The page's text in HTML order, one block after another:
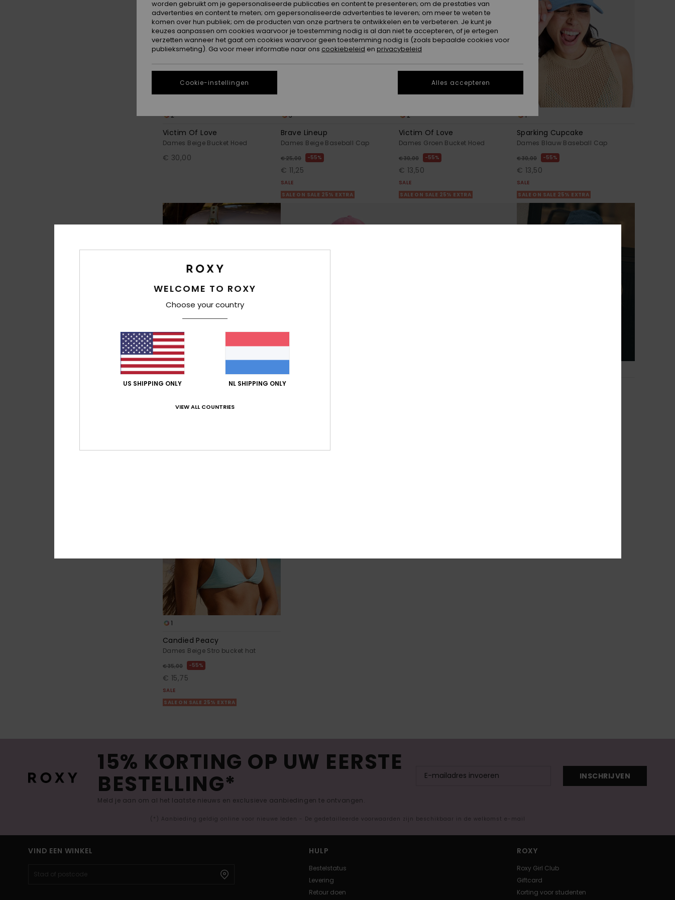
2
Victim Of Love
Dames Beige Bucket Hoed
€ 30,00
3
Brave Lineup
Dames Beige Baseball Cap
€ 25,00 55%
€ 11,25
SALE
SALE ON SALE 25% EXTRA
2
Victim Of Love
Dames Groen Bucket Hoed
€ 30,00 55%
€ 13,50
SALE
SALE ON SALE 25% EXTRA
1
Sparking Cupcake
Dames Blauw Baseball Cap
€ 30,00 55%
€ 13,50
SALE
SALE ON SALE 25% EXTRA
1
Cherish Summer
€ 35,00
Brave Lineup
SALE ON SALE 25% EXTRA
1
Candied Peacy
Dames Beige Stro bucket hat
€ 35,00 55%
€ 15,75
SALE
SALE ON SALE 25% EXTRA
15% KORTING OP UW EERSTE
BESTELLING*
Meld je aan om al het laatste nieuws en exclusieve aanbiedingen te ontvangen.
INSCHRIJVEN
(*) Aanbieding geldig online voor nieuwe leden - De gedetailleerde voorwaarden zijn beschikbaar in de welkomst e-mail
VIND EEN WINKEL HULP
Bestelstatus
Levering
Retour doen
ROXY
Roxy Girl Club
Giftcard
Korting voor studenten
WELCOME TO ROXY
Choose your country
US SHIPPING ONLY NL SHIPPING ONLY
VIEW ALL COUNTRIES
worden gebruikt om je gepersonaliseerde publicaties en content te presenteren; om de prestaties van
advertenties en content te meten; om gepersonaliseerde advertenties te leveren; om meer te weten te
komen over hun publiek; om de producten van onze partners te ontwikkelen en te verbeteren. Je kunt je
keuzes aanpassen om cookies waarvoor je toestemming nodig is al dan niet te accepteren, of je ertegen
verzetten wanneer het gaat om cookies waarvoor geen toestemming nodig is (zoals bepaalde cookies voor
publieksmeting). Ga voor meer informatie naar ons cookiebeleid en privacybeleid
Cookie-instellingen Alles accepteren